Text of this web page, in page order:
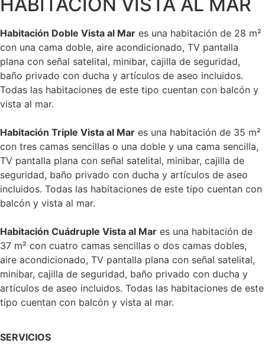
HABITACIÓN VISTA AL MAR
Habitación Doble Vista al Mar es una habitación de 28 m²
con una cama doble, aire acondicionado, TV pantalla
plana con señal satelital, minibar, cajilla de seguridad,
baño privado con ducha y artículos de aseo incluidos.
Todas las habitaciones de este tipo cuentan con balcón y
vista al mar.
Habitación Triple Vista al Mar es una habitación de 35 m²
con tres camas sencillas o una doble y una cama sencilla,
TV pantalla plana con señal satelital, minibar, cajilla de
seguridad, baño privado con ducha y artículos de aseo
incluidos. Todas las habitaciones de este tipo cuentan con
balcón y vista al mar.
Habitación Cuádruple Vista al Mar es una habitación de
37 m² con cuatro camas sencillas o dos camas dobles,
aire acondicionado, TV pantalla plana con señal satelital,
minibar, cajilla de seguridad, baño privado con ducha y
artículos de aseo incluidos. Todas las habitaciones de este
tipo cuentan con balcón y vista al mar.
SERVICIOS